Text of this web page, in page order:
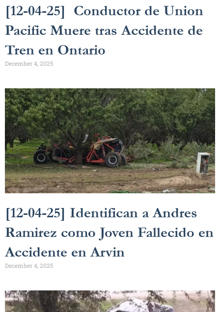
[12-04-25] Conductor de Union
Pacific Muere tras Accidente de
Tren en Ontario
December 4, 2025
[12-04-25] Identifican a Andres
Ramirez como Joven Fallecido en
Accidente en Arvin
December 4, 2025